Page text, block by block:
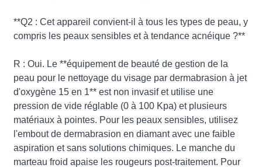
**Q2 : Cet appareil convient-il à tous les types de peau, y
compris les peaux sensibles et à tendance acnéique ?**
R : Oui. Le **équipement de beauté de gestion de la
peau pour le nettoyage du visage par dermabrasion à jet
d'oxygène 15 en 1** est non invasif et utilise une
pression de vide réglable (0 à 100 Kpa) et plusieurs
matériaux à pointes. Pour les peaux sensibles, utilisez
l'embout de dermabrasion en diamant avec une faible
aspiration et sans solutions chimiques. Le manche du
marteau froid apaise les rougeurs post-traitement. Pour